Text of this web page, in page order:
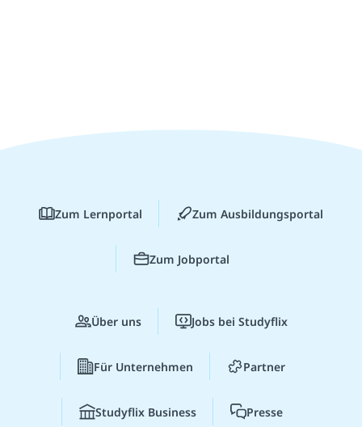
Zum Lernportal Zum Ausbildungsportal
Zum Jobportal
Über uns Jobs bei Studyflix
Für Unternehmen Partner
Studyflix Business Presse